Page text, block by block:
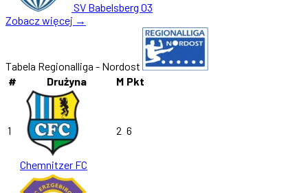
SV Babelsberg 03
Zobacz więcej →
Tabela Regionalliga - Nordost
#
Drużyna M Pkt
1
Chemnitzer FC
2 6